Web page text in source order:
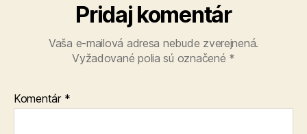
Pridaj komentár
Vaša e-mailová adresa nebude zverejnená.
Vyžadované polia sú označené *
Komentár *